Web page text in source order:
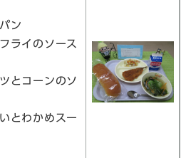
ン
ライのソース
とコーンのソ
とわかめスー